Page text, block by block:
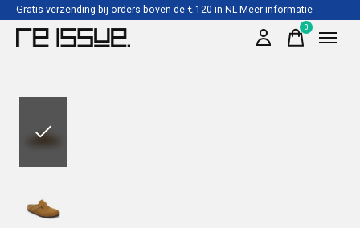
Gratis verzending bij orders boven de € 120 in NLMeer informatie
0items